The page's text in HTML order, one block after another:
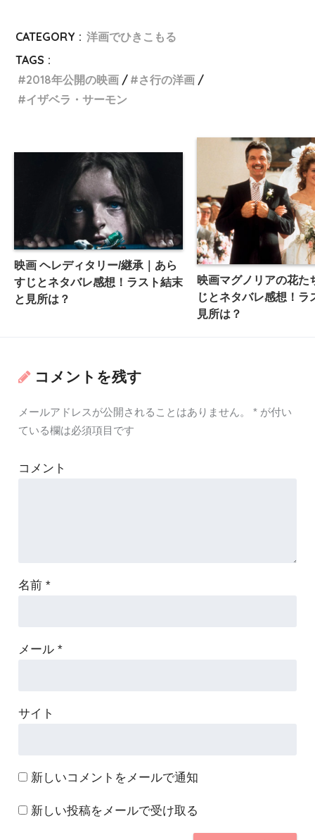
CATEGORY : 洋画でひきこもる
TAGS :
2018年公開の映画
さ行の洋画
イザベラ・サーモン
映画 ヘレディタリー/継承｜あら
すじとネタバレ感想！ラスト結末
と見所は？
映画マグノリアの花た
じとネタバレ感想！ラ
見所は？
コメントを残す
メールアドレスが公開されることはありません。 *が付い
ている欄は必須項目です
コメント
名前 *
メール *
サイト
新しいコメントをメールで通知
新しい投稿をメールで受け取る